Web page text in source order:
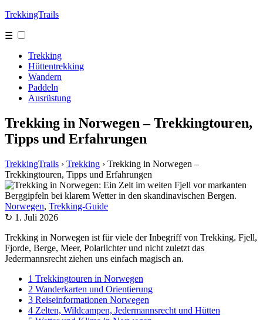
TrekkingTrails
☰
Trekking
Hüttentrekking
Wandern
Paddeln
Ausrüstung
Trekking in Norwegen – Trekkingtouren,
Tipps und Erfahrungen
TrekkingTrails › Trekking › Trekking in Norwegen –
Trekkingtouren, Tipps und Erfahrungen
Norwegen, Trekking-Guide
↻ 1. Juli 2026
Trekking in Norwegen ist für viele der Inbegriff von Trekking. Fjell,
Fjorde, Berge, Meer, Polarlichter und nicht zuletzt das
Jedermannsrecht ziehen uns einfach magisch an.
1 Trekkingtouren in Norwegen
2 Wanderkarten und Orientierung
3 Reiseinformationen Norwegen
4 Zelten, Wildcampen, Jedermannsrecht und Hütten